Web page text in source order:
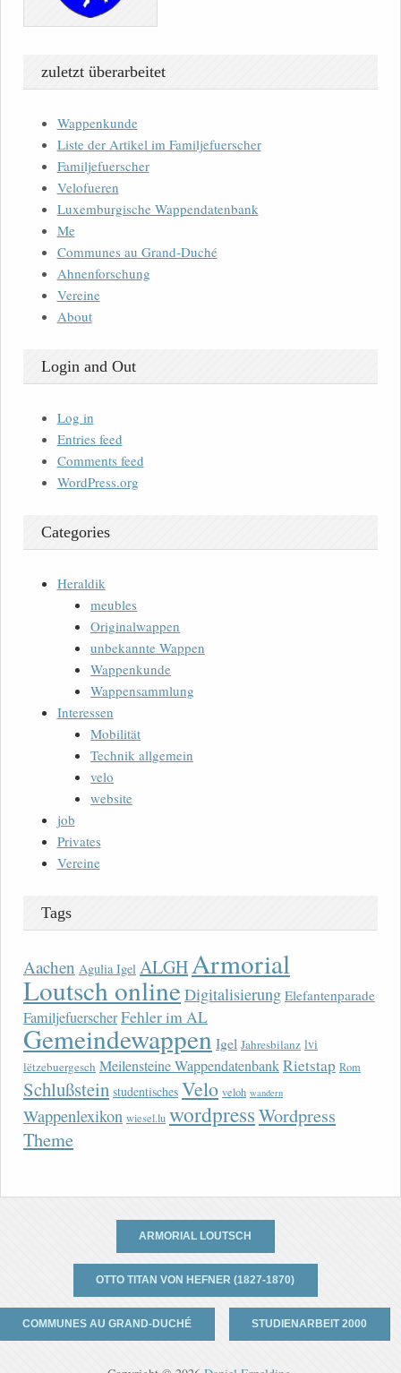
zuletzt überarbeitet
Wappenkunde
Liste der Artikel im Familjefuerscher
Familjefuerscher
Velofueren
Luxemburgische Wappendatenbank
Me
Communes au Grand-Duché
Ahnenforschung
Vereine
About
Login and Out
Log in
Entries feed
Comments feed
WordPress.org
Categories
Heraldik
meubles
Originalwappen
unbekannte Wappen
Wappenkunde
Wappensammlung
Interessen
Mobilität
Technik allgemein
velo
website
job
Privates
Vereine
Tags
Aachen Agulia Igel ALGHArmorial
Loutsch onlineDigitalisierung Elefantenparade
FamiljefuerscherFehler im AL
Gemeindewappen Igel Jahresbilanz lvi
lëtzebuergesch Meilensteine WappendatenbankRietstap Rom
Schlußstein studentisches Velo veloh wandern
Wappenlexikon wiesel.lu wordpressWordpress
Theme
ARMORIAL LOUTSCH
OTTO TITAN VON HEFNER (1827-1870)
COMMUNES AU GRAND-DUCHÉ STUDIENARBEIT 2000